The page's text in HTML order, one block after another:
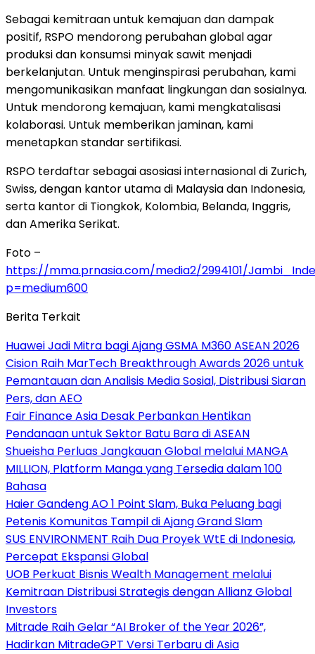
Sebagai kemitraan untuk kemajuan dan dampak
positif, RSPO mendorong perubahan global agar
produksi dan konsumsi minyak sawit menjadi
berkelanjutan. Untuk menginspirasi perubahan, kami
mengomunikasikan manfaat lingkungan dan sosialnya.
Untuk mendorong kemajuan, kami mengkatalisasi
kolaborasi. Untuk memberikan jaminan, kami
menetapkan standar sertifikasi.
RSPO terdaftar sebagai asosiasi internasional di Zurich,
Swiss, dengan kantor utama di Malaysia dan Indonesia,
serta kantor di Tiongkok, Kolombia, Belanda, Inggris,
dan Amerika Serikat.
Foto –
https://mma.prnasia.com/media2/2994101/
p=medium600
Berita Terkait
Huawei Jadi Mitra bagi Ajang GSMA M360 ASEAN 2026
Cision Raih MarTech Breakthrough Awards 2026 untuk
Pemantauan dan Analisis Media Sosial, Distribusi Siaran
Pers, dan AEO
Fair Finance Asia Desak Perbankan Hentikan
Pendanaan untuk Sektor Batu Bara di ASEAN
Shueisha Perluas Jangkauan Global melalui MANGA
MILLION, Platform Manga yang Tersedia dalam 100
Bahasa
Haier Gandeng AO 1 Point Slam, Buka Peluang bagi
Petenis Komunitas Tampil di Ajang Grand Slam
SUS ENVIRONMENT Raih Dua Proyek WtE di Indonesia,
Percepat Ekspansi Global
UOB Perkuat Bisnis Wealth Management melalui
Kemitraan Distribusi Strategis dengan Allianz Global
Investors
Mitrade Raih Gelar “AI Broker of the Year 2026”,
Hadirkan MitradeGPT Versi Terbaru di Asia